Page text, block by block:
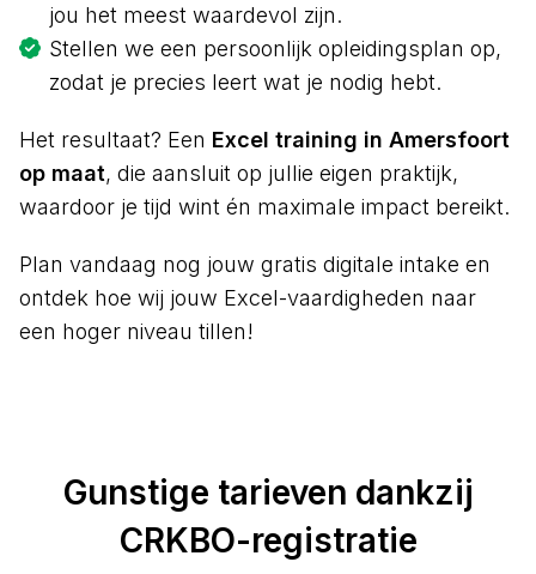
jou het meest waardevol zijn.
Stellen we een persoonlijk opleidingsplan op,
zodat je precies leert wat je nodig hebt.
Het resultaat? Een Excel training in Amersfoort
op maat, die aansluit op jullie eigen praktijk,
waardoor je tijd wint én maximale impact bereikt.
Plan vandaag nog jouw gratis digitale intake en
ontdek hoe wij jouw Excel-vaardigheden naar
een hoger niveau tillen!
Gunstige tarieven dankzij
CRKBO-registratie